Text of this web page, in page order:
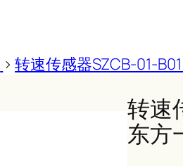
>转速传感器SZCB-01-
转速
东方